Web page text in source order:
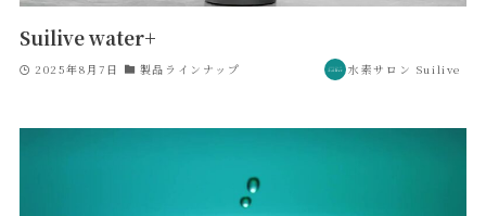
Suilive water+
2025年8月7日 製品ラインナップ 水素サロン Suilive